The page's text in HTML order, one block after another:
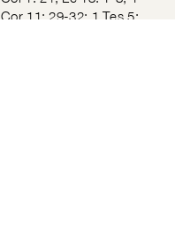
Cor 11: 29-32; 1 Tes 5: